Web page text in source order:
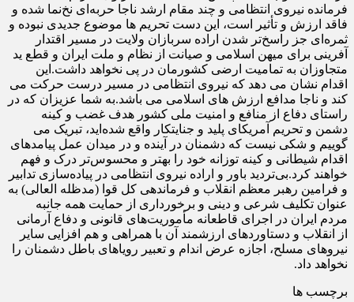
فرمانده نیروی انتظامی و چند مقام ارشد ناجا حربه‌ای نخ‌نما شده و
فاقد ارزش و تأثیر است، این دست تحریم ها موضوع جدیدی نبوده و
ثمره‌ای جز راسخ‌تر شدن اراده سربازان ولایت در مسیر اقتدار
آفرینی برای میهن اسلامی و صیانت از نظام و ملت ایران و قطع ید
متجاوزان به تمامیت ارضی کشورمان در پی نخواهد داشت.این
اقدام نشان می دهد که نیروی انتظامی در مسیر درست حرکت می
کند و ناجا مدافع ارزش های اسلامی می باشد.به شما عزیزان که در
راستای دفاع از منافع و امنیت ملی کشور هدف غضب و کینه
دشمن و تحریم آمریکای پلید و جنایتکار واقع شده‌اید، تبریک می
گوییم و شکی نیست که دشمنان در آینده و در میدان عمل پیامدهای
اقدام شیطانی و کینه توزانه خود را بهتر و محسوس‌تر درک و فهم
خواهند کرد.بی‌تردید باور و اراده نیروی انتظامی در پیاده‌سازی تدابیر
و فرامین رهبر معظم انقلاب و فرماندهی کل قوا (مدظله العالی) به
عنوان تکلیف شرعی و دینی و برخورداری از حمایت همه جانبه
مردم ایران در اجرای قاطعانه مأموریت‌های قانونی و دفاع آرمانی
از انقلاب و دستاوردهای ارزشمند آن با همراهی و هم افزایی سایر
نیروهای مسلح، اجازه عرض اندام و تعبیر رویاهای باطل دشمنان را
نخواهد داد.
برچسب ها